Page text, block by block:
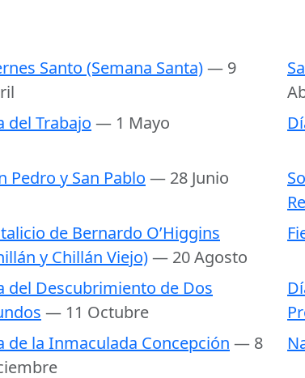
Santo (Semana Santa)— 9
del Trabajo — 1 Mayo
Pedro y San Pablo — 28 Junio
de Bernardo O’Higgins
y Chillán Viejo)— 20 Agosto
del Descubrimiento de Dos
— 11 Octubre
de la Inmaculada Concepción — 8